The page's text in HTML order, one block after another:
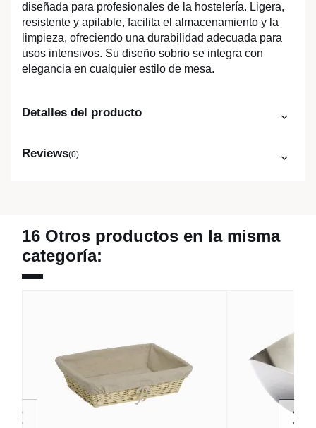
diseñada para profesionales de la hostelería. Ligera,
resistente y apilable, facilita el almacenamiento y la
limpieza, ofreciendo una durabilidad adecuada para
usos intensivos. Su diseño sobrio se integra con
elegancia en cualquier estilo de mesa.
Detalles del producto
Reviews(0)
16 Otros productos en la misma
categoría: